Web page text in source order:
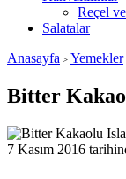
Reçel
Salatalar
Anasayfa > Yemekler
Bitter
7 Kasım 2016